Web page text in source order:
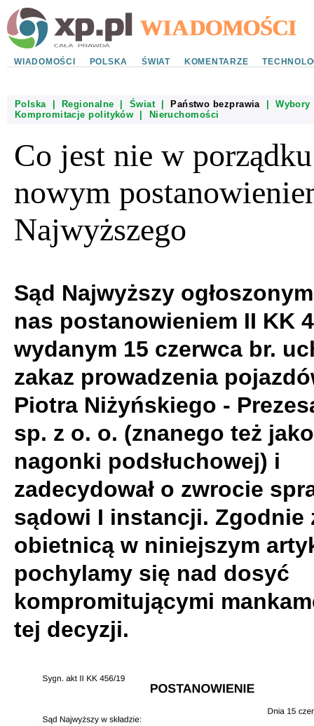
WIADOMOŚCI POLSKA ŚWIAT KOMENTARZE
Polska| Regionalne Świat| Państwo bezprawia|Wybory
Kompromitacje polityków
Nieruchomości
Co jest nie w
nowym
Najwyższego
Sąd Najwyższy
nas postanowieniem II KK
wydanym 15 czerwca br.
zakaz prowadzenia
Piotra Niżyńskiego -
sp. z o. o. (znanego też
nagonki podsłuchowej) i
zadecydował o zwrocie
sądowi I instancji. Zgodnie
obietnicą w niniejszym
pochylamy się nad dosyć
kompromitującymi
tej decyzji.